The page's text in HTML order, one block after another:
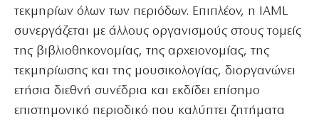
τεκμηρίων όλων των περιόδων. Επιπλέον, η IAML
συνεργάζεται με άλλους οργανισμούς στους τομείς
της βιβλιοθηκονομίας, της αρχειονομίας, της
τεκμηρίωσης και της μουσικολογίας, διοργανώνει
ετήσια διεθνή συνέδρια και εκδίδει επίσημο
επιστημονικό περιοδικό που καλύπτει ζητήματα